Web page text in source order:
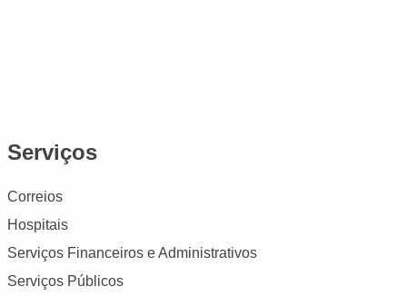
Serviços
Correios
Hospitais
Serviços Financeiros e Administrativos
Serviços Públicos